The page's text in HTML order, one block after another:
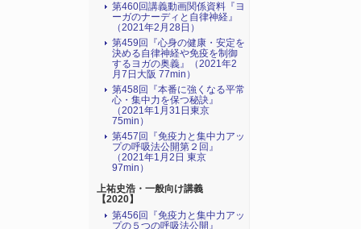
第460回講義動画関係資料『ヨ
ーガのナーディと自律神経』
（2021年2月28日）
第459回『心身の健康・安定を
決める自律神経や免疫を制御
するヨガの奥義』（2021年2
月7日大阪 77min）
第458回『本番に強くなる平常
心・集中力を保つ秘訣』
（2021年1月31日東京
75min）
第457回『免疫力と集中力アッ
プの呼吸法公開第２回』
（2021年1月2日 東京
97min）
上祐史浩・一般向け講義
【2020】
第456回『免疫力と集中力アッ
プの５つの呼吸法公開』